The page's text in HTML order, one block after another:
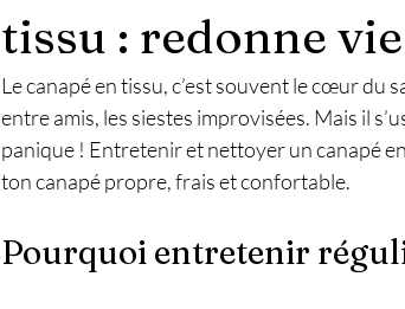
tissu : redonne
Le canapé en tissu, c’est souvent le cœur du
entre amis, les siestes improvisées. Mais il
panique ! Entretenir et nettoyer un canapé
ton canapé propre, frais et confortable.
Pourquoi entretenir